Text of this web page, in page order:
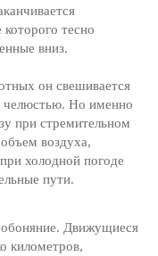
тесно
вниз.
он свешивается
челюстью. Но именно
при стремительном
воздуха,
холодной погоде
пути.
Движущиеся
километров,